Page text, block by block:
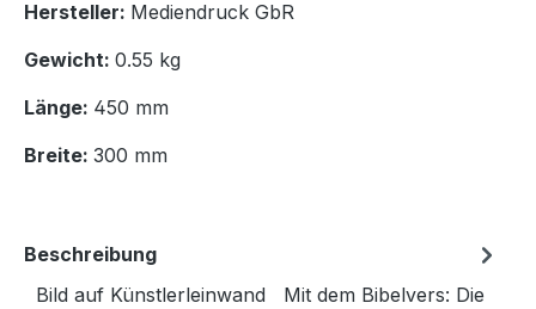
Hersteller: Mediendruck GbR
Gewicht: 0.55 kg
Länge: 450 mm
Breite: 300 mm
Beschreibung
Bild auf Künstlerleinwand Mit dem Bibelvers: Die